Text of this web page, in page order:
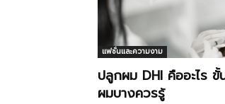
แฟชั่นและความงาม
ปลูกผม DHI คืออะไร
ผมบางควรรู้